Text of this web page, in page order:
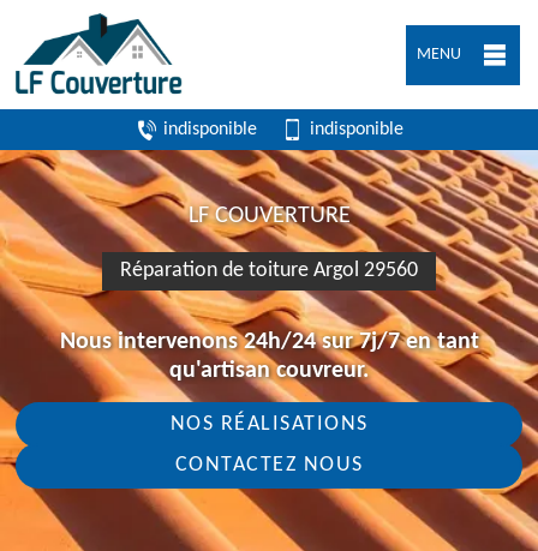
MENU
indisponible indisponible
LF COUVERTURE
Réparation de toiture Argol 29560
Nous intervenons 24h/24 sur 7j/7 en tant
qu'artisan couvreur.
NOS RÉALISATIONS
CONTACTEZ NOUS